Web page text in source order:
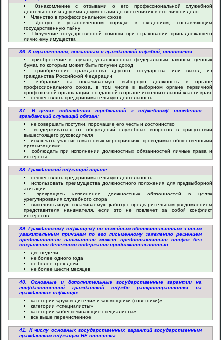
Ознакомление с отзывами о его профессиональной служебной
деятельности и другими документами до внесения их в его личное дело
Членство в профессиональном союзе
Доступ в установленном порядке к сведениям, составляющим
государственную тайну
Получение государственной помощи при страховании принадлежащего
лично ему имущества
36. К ограничениям, связанным с гражданской службой, относятся:
приобретение в случаях, установленных федеральным законом, ценных
бумаг, по которым может быть получен доход
приобретение гражданства другого государства или выход из
гражданства Российской Федерации
избрание на оплачиваемую выборную должность в органе
профессионального союза, в том числе в выборном органе первичной
профсоюзной организации, созданной в органе исполнительной власти края
осуществлять предпринимательскую деятельность
37. В целях соблюдения требований к служебному поведению
гражданский служащий обязан:
не совершать поступки, порочащие его честь и достоинство
воздерживаться от обсуждений служебных вопросов в присутствии
вышестоящего руководителя
исключать участие в массовых мероприятиях, проводимых общественными
организациями
соблюдать при исполнении должностных обязанностей личные права и
интересы
38. Гражданский служащий вправе:
осуществлять предпринимательскую деятельность
использовать преимущества должностного положения для предвыборной
агитации
прекращать исполнение должностных обязанностей в целях
урегулирования служебного спора
выполнять иную оплачиваемую работу с предварительным уведомлением
представителя нанимателя, если это не повлечет за собой конфликт
интересов
39. Гражданскому служащему по семейным обстоятельствам и иным
уважительным причинам по его письменному заявлению решением
представителя нанимателя может предоставляться отпуск без
сохранения денежного содержания продолжительностью:
две недели
не более одного года
не более трех дней
не более шести месяцев
40. Основные и дополнительные государственные гарантии на
государственной гражданской службе распространяются на
гражданских служащих:
категории «руководители» и «помощники (советники)»
категории «специалисты»
категории «обеспечивающие специалисты»
все выше перечисленное
41. К числу основных государственных гарантий государственным
гражданским служащим НЕ отнесены: